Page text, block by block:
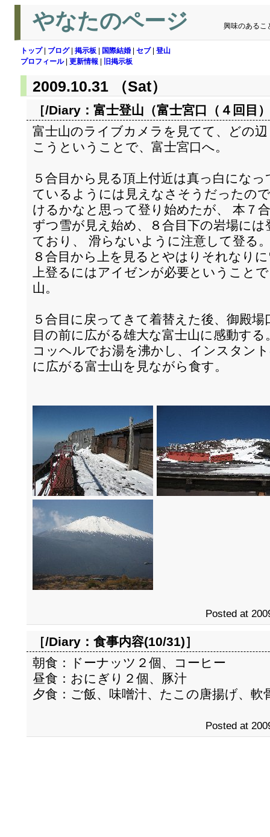
やなたのページ 興味のあるこ
トップ| ブログ| 掲示板 国際結婚 セブ| 登山
プロフィール| 更新情報 旧掲示板
2009.10.31 （Sat）
［/Diary： 富士登山（富士宮口（４回目
富士山のライブカメラを見てて、どの
こうということで、富士宮口へ。
５合目から見る頂上付近は真っ白にな
ているようには見えなさそうだったの
けるかなと思って登り始めたが、 本７
ずつ雪が見え始め、８合目下の岩場に
ており、 滑らないように注意して登る
８合目から上を見るとやはりそれなり
上登るにはアイゼンが必要ということ
山。
５合目に戻ってきて着替えた後、御殿場
目の前に広がる雄大な富士山に感動する
コッヘルでお湯を沸かし、インスタン
に広がる富士山を見ながら食す。
Posted at
［/Diary： 食事内容(10/31)］
朝食：ドーナッツ２個、コーヒー
昼食：おにぎり２個、豚汁
夕食：ご飯、味噌汁、たこの唐揚げ、
Posted at